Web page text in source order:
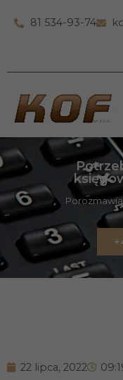
81 534-93-74
22 lipca, 2022